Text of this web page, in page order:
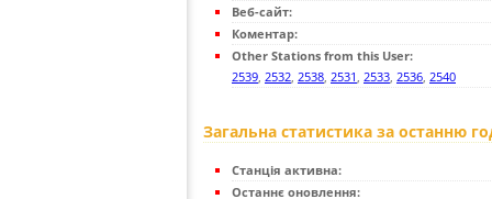
Веб-сайт:
Коментар:
Other Stations from this User:
2539, 2532, 2538, 2531, 2533, 2536, 2540
Загальна статистика за останню
Станція активна:
Останнє оновлення: